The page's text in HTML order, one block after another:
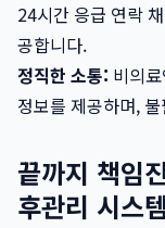
24시간 응급 연락
공합니다.
정직한 소통: 비의
정보를 제공하며,
끝까지 책임
후관리 시스템